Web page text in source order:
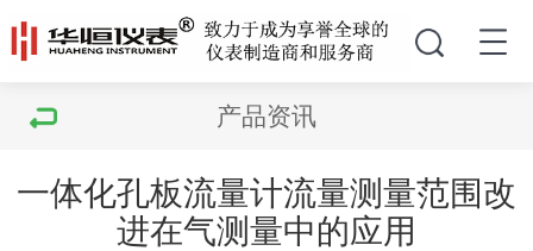
产品资讯
一体化孔板流量计流量测量范围改
进在气测量中的应用